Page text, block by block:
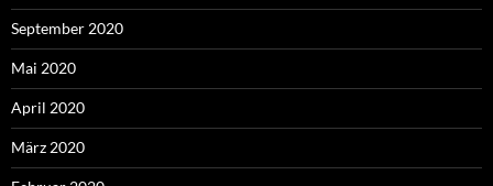
September 2020
Mai 2020
April 2020
März 2020